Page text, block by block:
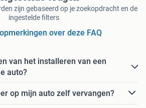
zijn gebaseerd op je zoekopdracht en de
ingestelde filters
over deze FAQ
van het installeren van een
auto?
op mijn auto zelf vervangen?